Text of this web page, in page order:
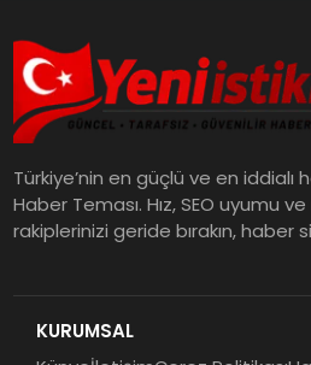
Türkiye’nin en güçlü ve en iddialı
Haber Teması. Hız, SEO uyumu
rakiplerinizi geride bırakın, haber
KURUMSAL